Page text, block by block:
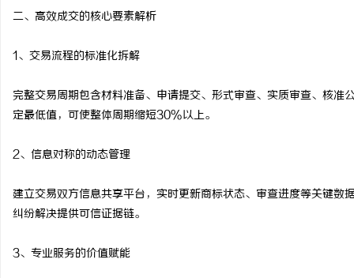
二、高效成交的核心要素解析
1、交易流程的标准化拆解
完整交易周期包含材料准备、申请提交、形式审查、实质审查、核
定最低值，可使整体周期缩短30%以上。
2、信息对称的动态管理
建立交易双方信息共享平台，实时更新商标状态、审查进度等关键
纠纷解决提供可信证据链。
3、专业服务的价值赋能